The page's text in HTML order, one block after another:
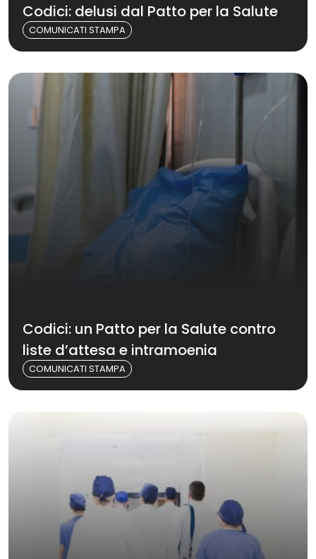
Codici: delusi dal Patto per la Salute
COMUNICATI STAMPA
Codici: un Patto per la Salute contro
liste d’attesa e intramoenia
COMUNICATI STAMPA